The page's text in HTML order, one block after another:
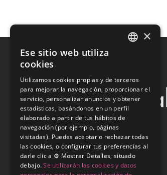
Copyrights © 2026
×
Ese sitio web utiliza
cookies
Utilizamos cookies propias y de terceros
para mejorar la navegación, proporcionar el
servicio, personalizar anuncios y obtener
estadísticas, basándonos en un perfil
elaborado a partir de tus hábitos de
navegación (por ejemplo, páginas
visitadas). Puedes aceptar o rechazar todas
las cookies, o configurar tus preferencias al
darle clic a ⚙️ Mostrar Detalles, situado
debajo.Se utilizarán las cookies y datos